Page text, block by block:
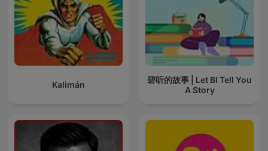
Kalimán
碧听的故事 | Let BI Tell You
A Story